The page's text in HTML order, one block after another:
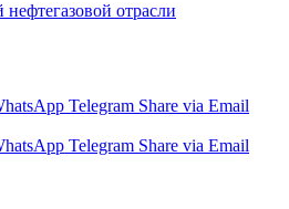
отрасли
Telegram Share via Email
Telegram Share via Email